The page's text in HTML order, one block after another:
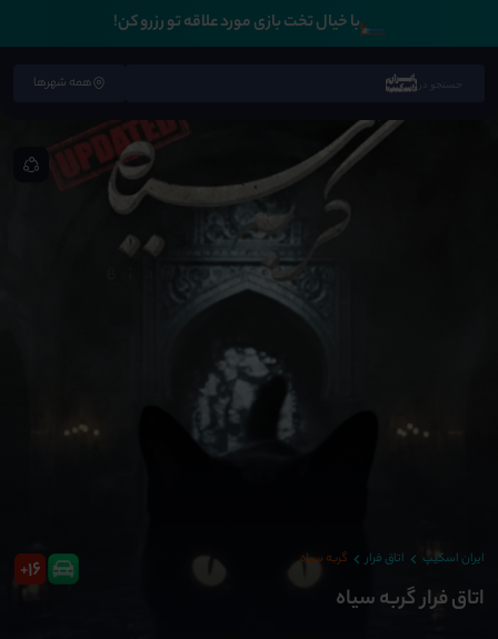
🛏️با خیال تخت بازی مورد علاقه تو رزرو کن!
همه شهرها
ایران اسکیپ اتاق فرار گربه سیاه
اتاق فرار گربه سیاه
16
+